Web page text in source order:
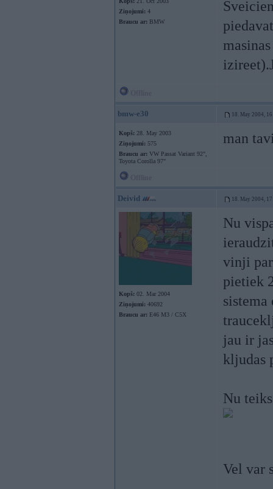
Ziņojumi: 4
Braucu ar: BMW
bmw-e30 18. May 2004,
Kopš: 28. May 2003
Ziņojumi: 575
Braucu ar: VW Passat Variant 92",
Toyota Corolla 97"
man
Deivid 18. May 2004,
Kopš: 02. Mar 2004
Ziņojumi: 40692
Braucu ar: E46 M3 / C5X
Nu
vinji
pietiek
sistema
jau ir
kljudas
Nu
Vel var